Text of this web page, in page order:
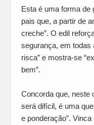
Esta é uma forma de
pais que, a partir de
creche”. O edil
segurança, em todas
risca” e mostra-se
bem”.
Concorda que, neste
será difícil, é uma
e ponderação”.